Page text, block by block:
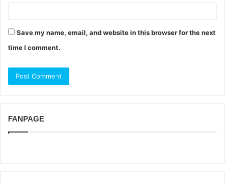
Save my name, email, and website in this browser for the next
time I comment.
FANPAGE